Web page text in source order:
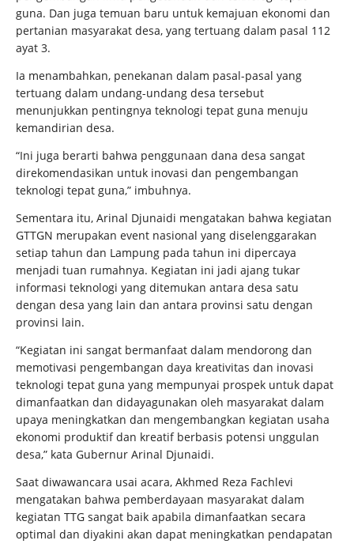
guna. Dan juga temuan baru untuk kemajuan ekonomi dan
pertanian masyarakat desa, yang tertuang dalam pasal 112
ayat 3.
Ia menambahkan, penekanan dalam pasal-pasal yang
tertuang dalam undang-undang desa tersebut
menunjukkan pentingnya teknologi tepat guna menuju
kemandirian desa.
“Ini juga berarti bahwa penggunaan dana desa sangat
direkomendasikan untuk inovasi dan pengembangan
teknologi tepat guna,” imbuhnya.
Sementara itu, Arinal Djunaidi mengatakan bahwa kegiatan
GTTGN merupakan event nasional yang diselenggarakan
setiap tahun dan Lampung pada tahun ini dipercaya
menjadi tuan rumahnya. Kegiatan ini jadi ajang tukar
informasi teknologi yang ditemukan antara desa satu
dengan desa yang lain dan antara provinsi satu dengan
provinsi lain.
“Kegiatan ini sangat bermanfaat dalam mendorong dan
memotivasi pengembangan daya kreativitas dan inovasi
teknologi tepat guna yang mempunyai prospek untuk dapat
dimanfaatkan dan didayagunakan oleh masyarakat dalam
upaya meningkatkan dan mengembangkan kegiatan usaha
ekonomi produktif dan kreatif berbasis potensi unggulan
desa,” kata Gubernur Arinal Djunaidi.
Saat diwawancara usai acara, Akhmed Reza Fachlevi
mengatakan bahwa pemberdayaan masyarakat dalam
kegiatan TTG sangat baik apabila dimanfaatkan secara
optimal dan diyakini akan dapat meningkatkan pendapatan